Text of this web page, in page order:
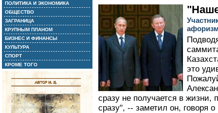
ПОЛИТИКА И ЭКОНОМИКА
ОБЩЕСТВО
ЗАГРАНИЦА
КРУПНЫМ ПЛАНОМ
БИЗНЕС И ФИНАНСЫ
КУЛЬТУРА
СПОРТ
КРОМЕ ТОГО
это
сразу не получается в жизни,
сразу", -- заметил он, говоря